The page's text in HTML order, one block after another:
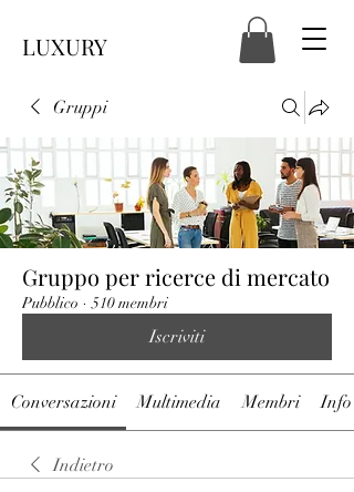
LUXURY
Gruppi
Gruppo per ricerce di mercato
Pubblico · 510 membri
Iscriviti
Conversazioni Multimedia Membri Info
Indietro